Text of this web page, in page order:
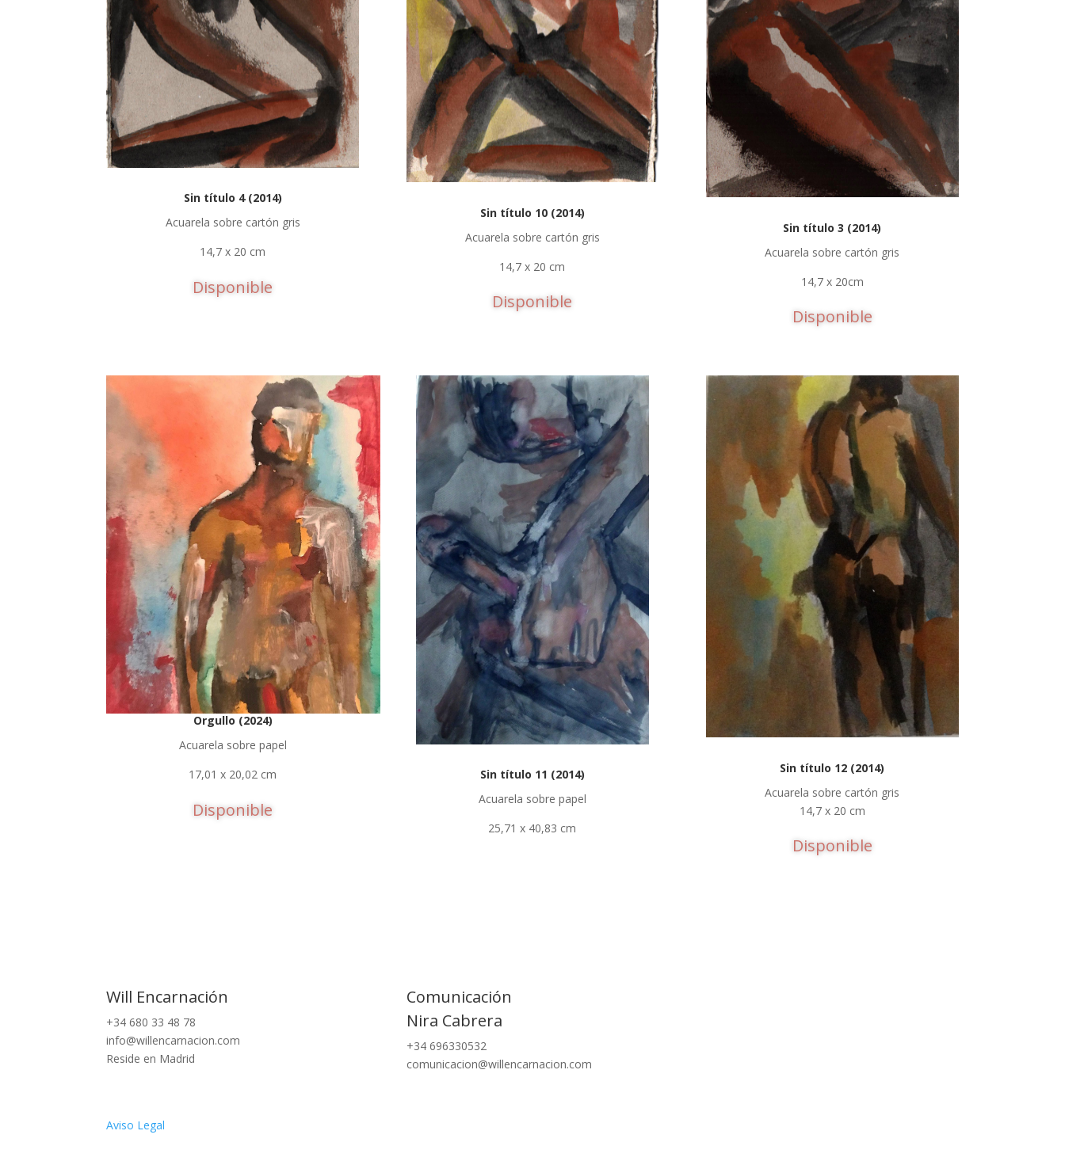
Sin título 4 (2014)
Acuarela sobre cartón gris
14,7 x 20 cm
Disponible
Sin título 10 (2014)
Acuarela sobre cartón gris
14,7 x 20 cm
Disponible
Sin título 3 (2014)
Acuarela sobre cartón gris
14,7 x 20cm
Disponible
Orgullo (2024)
Acuarela sobre papel
17,01 x 20,02 cm
Disponible
Sin título 11 (2014)
Acuarela sobre papel
25,71 x 40,83 cm
Sin título 12 (2014)
Acuarela sobre cartón gris
14,7 x 20 cm
Disponible
Will Encarnación
+34 680 33 48 78
info@willencarnacion.com
Reside en Madrid
Comunicación
Nira Cabrera
+34 696330532
comunicacion@willencarnacion.com
Aviso Legal